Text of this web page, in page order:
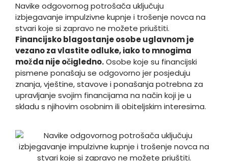
Navike odgovornog potrošača uključuju
izbjegavanje impulzivne kupnje i trošenje novca na
stvari koje si zapravo ne možete priuštiti.
Financijsko blagostanje osobe uglavnom je
vezano za vlastite odluke, iako to mnogima
možda nije očigledno.Osobe koje su financijski
pismene ponašaju se odgovorno jer posjeduju
znanja, vještine, stavove i ponašanja potrebna za
upravljanje svojim financijama na način koji je u
skladu s njihovim osobnim ili obiteljskim interesima.